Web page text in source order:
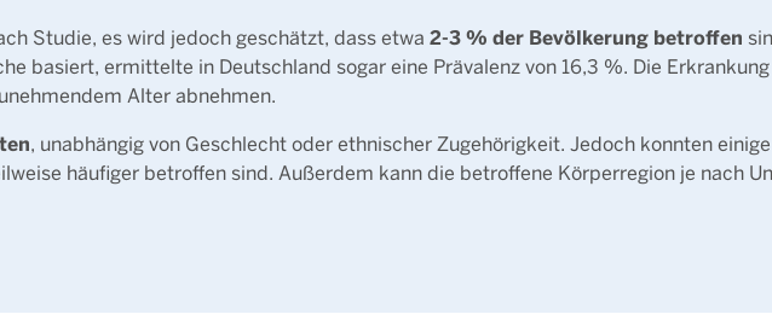
Studie, es wird jedoch geschätzt, dass etwa 2-3 % der Bevölkerung betroffen
basiert, ermittelte in Deutschland sogar eine Prävalenz von 16,3 %. Die
Alter abnehmen.
, unabhängig von Geschlecht oder ethnischer Zugehörigkeit. Jedoch konnten
häufiger betroffen sind. Außerdem kann die betroffene Körperregion je nach